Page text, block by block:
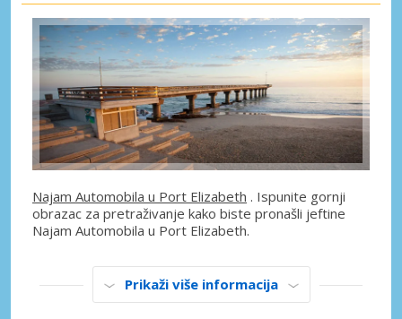
Najam Automobila u Port Elizabeth . Ispunite gornji
obrazac za pretraživanje kako biste pronašli jeftine
Najam Automobila u Port Elizabeth.
Prikaži više informacija